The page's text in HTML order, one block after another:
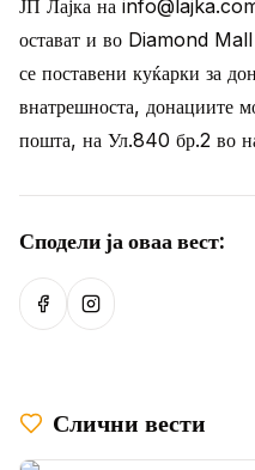
ЈП Лајка на
остават и во Diamond
се поставени куќарки за
внатрешноста, донациите
пошта, на Ул.840 бр.2 во
Сподели ја оваа вест:
Сподели на Facebook
Сподели на Instagram
Слични вести